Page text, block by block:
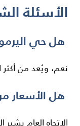
الأسئلة
هل حي
نعم، ويُعد من أكثر
هل الأسعار
الاتجاه العام